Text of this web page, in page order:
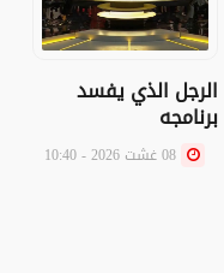
الرجل الذي يفسد
برنامجه